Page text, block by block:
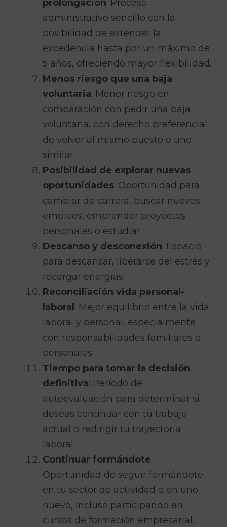
prolongación: Proceso
administrativo sencillo con la
posibilidad de extender la
excedencia hasta por un máximo de
5 años, ofreciendo mayor flexibilidad.
Menos riesgo que una baja
voluntaria: Menor riesgo en
comparación con pedir una baja
voluntaria, con derecho preferencial
de volver al mismo puesto o uno
similar.
Posibilidad de explorar nuevas
oportunidades: Oportunidad para
cambiar de carrera, buscar nuevos
empleos, emprender proyectos
personales o estudiar.
Descanso y desconexión: Espacio
para descansar, liberarse del estrés y
recargar energías.
Reconciliación vida personal-
laboral : Mejor equilibrio entre la vida
laboral y personal, especialmente
con responsabilidades familiares o
personales.
Tiempo para tomar la decisión
definitiva: Período de
autoevaluación para determinar si
deseas continuar con tu trabajo
actual o redirigir tu trayectoria
laboral.
Continuar formándote:
Oportunidad de seguir formándote
en tu sector de actividad o en uno
nuevo, incluso participando en
cursos de formación empresarial.